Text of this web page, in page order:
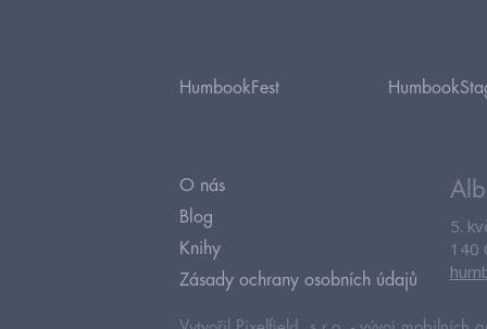
HumbookFest
O nás
Blog
Knihy
Zásady ochrany osobních údajů
5.
140